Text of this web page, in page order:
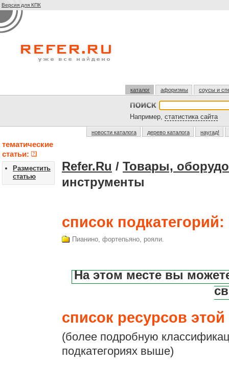
Версия для КПК
каталог афоризмы соусы и
Например, статистика сайта
новости каталога дерево каталога наугад!
тематические
статьи:
Разместить
статью
Refer.Ru / Товары,
инструменты
список подкатегорий:
Пианино, фортепьяно, рояли.
На этом месте вы
список ресурсов этой
(более подробную
подкатегориях выше)